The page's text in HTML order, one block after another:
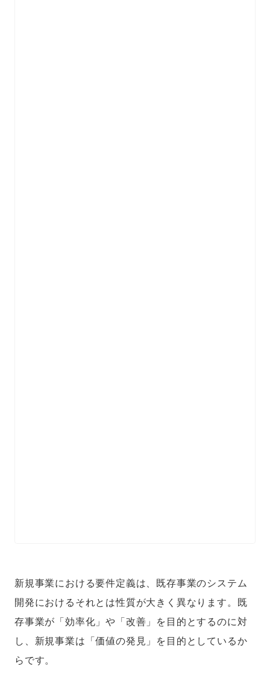
新規事業における要件定義は、既存事業のシステム
開発におけるそれとは性質が大きく異なります。既
存事業が「効率化」や「改善」を目的とするのに対
し、新規事業は「価値の発見」を目的としているか
らです。